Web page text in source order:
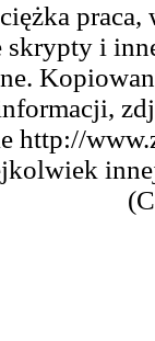
skrypty i
http://